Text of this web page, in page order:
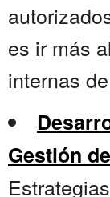
es ir más
internas
Gestión